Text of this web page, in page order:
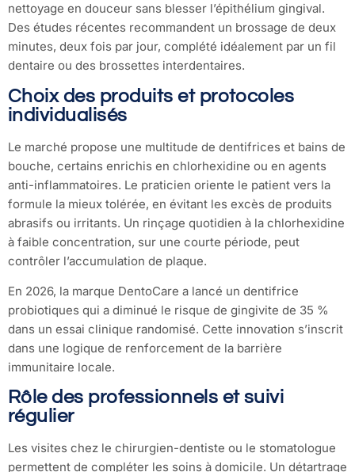
nettoyage en douceur sans blesser l’épithélium gingival.
Des études récentes recommandent un brossage de deux
minutes, deux fois par jour, complété idéalement par un fil
dentaire ou des brossettes interdentaires.
Choix des produits et protocoles
individualisés
Le marché propose une multitude de dentifrices et bains de
bouche, certains enrichis en chlorhexidine ou en agents
anti-inflammatoires. Le praticien oriente le patient vers la
formule la mieux tolérée, en évitant les excès de produits
abrasifs ou irritants. Un rinçage quotidien à la chlorhexidine
à faible concentration, sur une courte période, peut
contrôler l’accumulation de plaque.
En 2026, la marque DentoCare a lancé un dentifrice
probiotiques qui a diminué le risque de gingivite de 35 %
dans un essai clinique randomisé. Cette innovation s’inscrit
dans une logique de renforcement de la barrière
immunitaire locale.
Rôle des professionnels et suivi
régulier
Les visites chez le chirurgien-dentiste ou le stomatologue
permettent de compléter les soins à domicile. Un détartrage